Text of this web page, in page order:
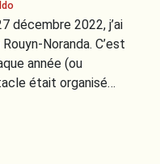
décembre 2022, j’ai
Noranda. C’est
année (ou
était organisé…